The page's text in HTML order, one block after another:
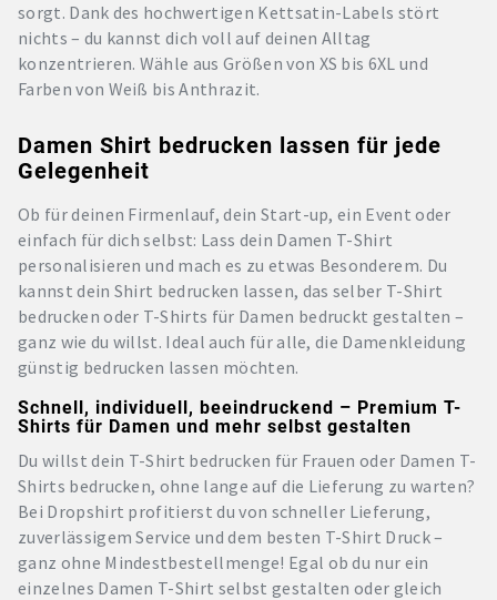
sorgt. Dank des hochwertigen Kettsatin-Labels stört
nichts – du kannst dich voll auf deinen Alltag
konzentrieren. Wähle aus Größen von XS bis 6XL und
Farben von Weiß bis Anthrazit.
Damen Shirt bedrucken lassen für jede
Gelegenheit
Ob für deinen Firmenlauf, dein Start-up, ein Event oder
einfach für dich selbst: Lass dein Damen T-Shirt
personalisieren und mach es zu etwas Besonderem. Du
kannst dein Shirt bedrucken lassen, das selber T-Shirt
bedrucken oder T-Shirts für Damen bedruckt gestalten –
ganz wie du willst. Ideal auch für alle, die Damenkleidung
günstig bedrucken lassen möchten.
Schnell, individuell, beeindruckend – Premium T-
Shirts für Damen und mehr selbst gestalten
Du willst dein T-Shirt bedrucken für Frauen oder Damen T-
Shirts bedrucken, ohne lange auf die Lieferung zu warten?
Bei Dropshirt profitierst du von schneller Lieferung,
zuverlässigem Service und dem besten T-Shirt Druck –
ganz ohne Mindestbestellmenge! Egal ob du nur ein
einzelnes Damen T-Shirt selbst gestalten oder gleich